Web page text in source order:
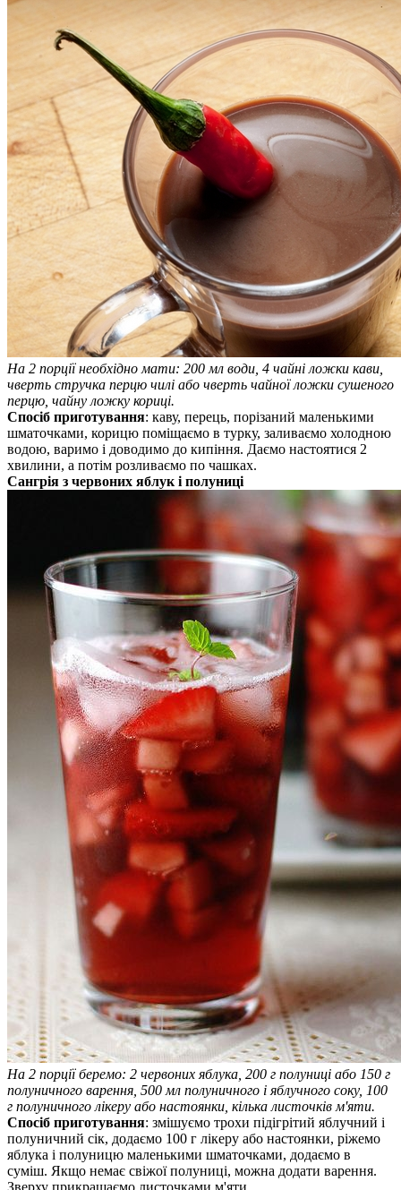
На 2 порції необхідно мати: 200 мл води, 4 чайні ложки кави,
чверть стручка перцю чилі або чверть чайної ложки сушеного
перцю, чайну ложку кориці.
Спосіб приготування: каву, перець, порізаний маленькими
шматочками, корицю поміщаємо в турку, заливаємо холодною
водою, варимо і доводимо до кипіння. Даємо настоятися 2
хвилини, а потім розливаємо по чашках.
Сангрія з червоних яблук і полуниці
На 2 порції беремо: 2 червоних яблука, 200 г полуниці або 150 г
полуничного варення, 500 мл полуничного і яблучного соку, 100
г полуничного лікеру або настоянки, кілька листочків м'яти.
Спосіб приготування: змішуємо трохи підігрітий яблучний і
полуничний сік, додаємо 100 г лікеру або настоянки, ріжемо
яблука і полуницю маленькими шматочками, додаємо в
суміш. Якщо немає свіжої полуниці, можна додати варення.